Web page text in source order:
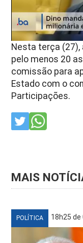
Nesta terça (27),
pelo menos 20
comissão para
Estado com o
Participações.
MAIS
POLÍTICA 18h25